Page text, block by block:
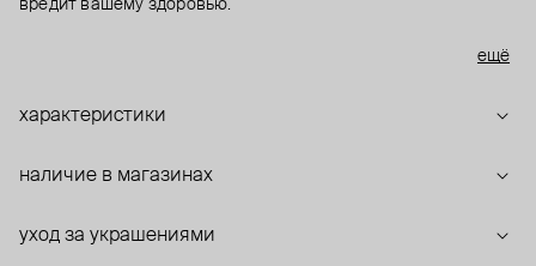
вредит вашему здоровью.
На многих картинах Маши можно увидеть изображение
ещё
характеристики
наличие в магазинах
уход за украшениями